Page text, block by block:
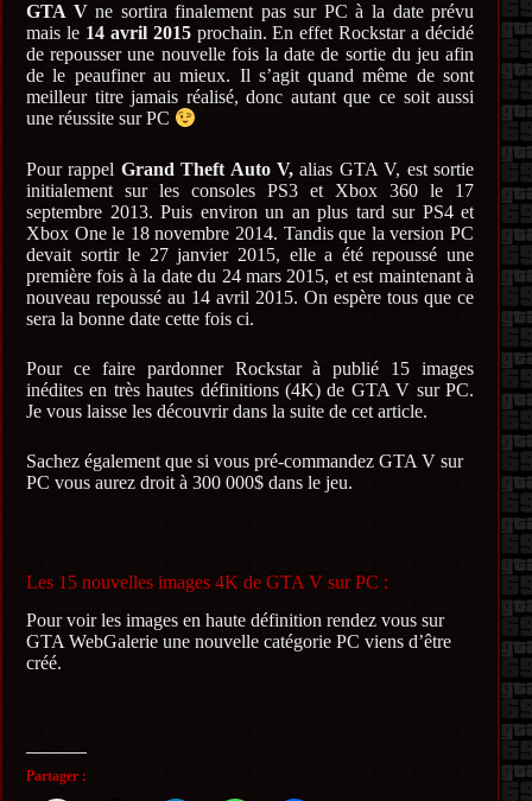
GTA Vne sortira finalement pas sur PC à la date prévu
mais le 14 avril 2015prochain. En effet Rockstar a décidé
de repousser une nouvelle fois la date de sortie du jeu afin
de le peaufiner au mieux. Il s’agit quand même de sont
meilleur titre jamais réalisé, donc autant que ce soit aussi
une réussite sur PC
Pour rappel Grand Theft Auto V, alias GTA V, est sortie
initialement sur les consoles PS3 et Xbox 360 le 17
septembre 2013. Puis environ un an plus tard sur PS4 et
Xbox One le 18 novembre 2014. Tandis que la version PC
devait sortir le 27 janvier 2015, elle a été repoussé une
première fois à la date du 24 mars 2015, et est maintenant à
nouveau repoussé au 14 avril 2015. On espère tous que ce
sera la bonne date cette fois ci.
Pour ce faire pardonner Rockstar à publié 15 images
inédites en très hautes définitions (4K) de GTA V sur PC.
Je vous laisse les découvrir dans la suite de cet article.
Sachez également que si vous pré-commandez GTA V sur
PC vous aurez droit à 300 000$ dans le jeu.
Les 15 nouvelles images 4K de GTA V sur PC :
Pour voir les images en haute définition rendez vous sur
GTA WebGalerie une nouvelle catégorie PC viens d’être
créé.
Partager :